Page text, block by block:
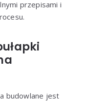
przepisami i
budowlane jest